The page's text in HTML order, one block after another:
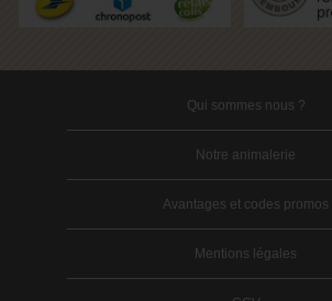
Qui sommes nous ?
Notre animalerie
Avantages et codes promos
Mentions légales